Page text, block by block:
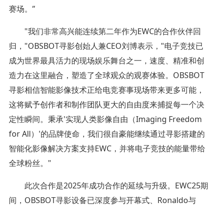
赛场。”
"我们非常高兴能连续第二年作为EWC的合作伙伴回
归，"OBSBOT寻影创始人兼CEO刘博表示，"电子竞技已
成为世界最具活力的现场娱乐舞台之一，速度、精准和创
造力在这里融合，塑造了全球观众的观赛体验。OBSBOT
寻影相信智能影像技术正给电竞赛事现场带来更多可能，
这将赋予创作者和制作团队更大的自由度来捕捉每一个决
定性瞬间。秉承'实现人类影像自由（Imaging Freedom
for All）'的品牌使命，我们很自豪能继续通过寻影搭建的
智能化影像解决方案支持EWC，并将电子竞技的能量带给
全球粉丝。"
此次合作是2025年成功合作的延续与升级。EWC25期
间，OBSBOT寻影设备已深度参与开幕式、Ronaldo与